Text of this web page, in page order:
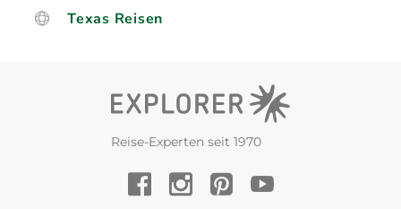
Texas Reisen
Reise-Experten seit 1970